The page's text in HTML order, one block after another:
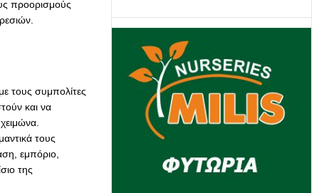
προορισμούς
τους συμπολίτες
και να
τους
εμπόριο,
της